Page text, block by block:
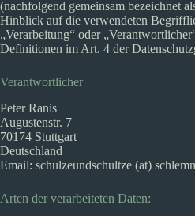
(nachfolgend gemeinsam bezeichnet
Hinblick auf die verwendeten
„Verarbeitung“ oder
Definitionen im Art. 4 der
Verantwortlicher
Peter Ranis
Augustenstr. 7
70174 Stuttgart
Deutschland
Email: schulzeundschultze (at)
Arten der verarbeiteten Daten: